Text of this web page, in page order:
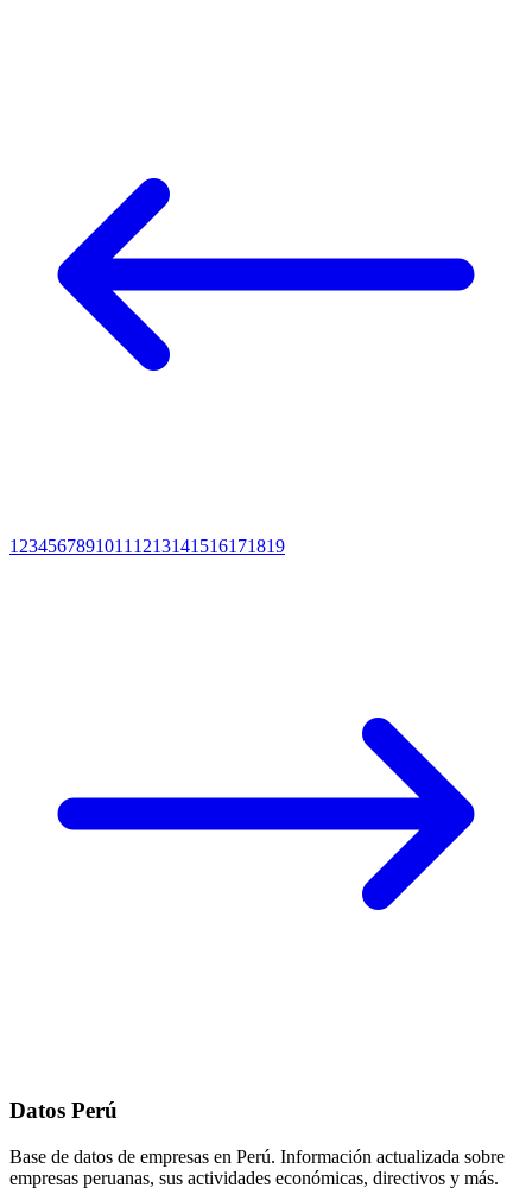
1 234567891011 1213141516171819
Datos Perú
Base de datos de empresas en Perú. Información actualizada sobre
empresas peruanas, sus actividades económicas, directivos y más.